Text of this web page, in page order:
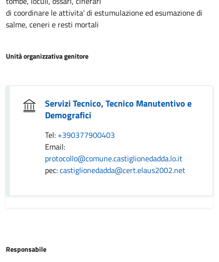
di coordinare le attivita' di estumulazione ed esumazione di
salme, ceneri e resti mortali
Unità organizzativa genitore
Servizi Tecnico, Tecnico Manutentivo e
Demografici
Tel: +390377900403
Email:
protocollo@comune.castiglionedadda.lo.it
pec:castiglionedadda@cert.elaus2002.net
Responsabile